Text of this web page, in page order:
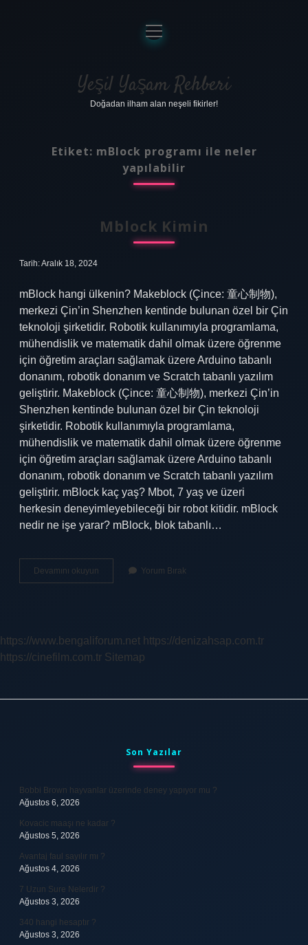
Anasayfa
Gizlilik Politikası
Yasal Uyarı
menüyü
aç
Yeşil Yaşam Rehberi
Doğadan ilham alan neşeli fikirler!
Etiket: mBlock programı ile neler
yapılabilir
Mblock Kimin
Tarih: Aralık 18, 2024
mBlock hangi ülkenin? Makeblock (Çince: 童心制物),
merkezi Çin’in Shenzhen kentinde bulunan özel bir Çin
teknoloji şirketidir. Robotik kullanımıyla programlama,
mühendislik ve matematik dahil olmak üzere öğrenme
için öğretim araçları sağlamak üzere Arduino tabanlı
donanım, robotik donanım ve Scratch tabanlı yazılım
geliştirir. Makeblock (Çince: 童心制物), merkezi Çin’in
Shenzhen kentinde bulunan özel bir Çin teknoloji
şirketidir. Robotik kullanımıyla programlama,
mühendislik ve matematik dahil olmak üzere öğrenme
için öğretim araçları sağlamak üzere Arduino tabanlı
donanım, robotik donanım ve Scratch tabanlı yazılım
geliştirir. mBlock kaç yaş? Mbot, 7 yaş ve üzeri
herkesin deneyimleyebileceği bir robot kitidir. mBlock
nedir ne işe yarar? mBlock, blok tabanlı…
Devamını okuyun
Kimin
Yorum Bırak
https://www.bengaliforum.net https://denizahsap.com.tr
https://cinefilm.com.tr Sitemap
Son Yazılar
Bobbi Brown hayvanlar üzerinde deney yapıyor mu ?
Ağustos 6, 2026
Kovacic maaşı ne kadar ?
Ağustos 5, 2026
Avantaj faul sayılır mı ?
Ağustos 4, 2026
7 Uzun Sure Nelerdir ?
Ağustos 3, 2026
340 hangi hesaptır ?
Ağustos 3, 2026